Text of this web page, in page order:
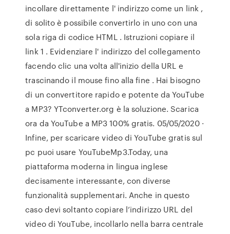
incollare direttamente l' indirizzo come un link ,
di solito è possibile convertirlo in uno con una
sola riga di codice HTML . Istruzioni copiare il
link 1 . Evidenziare l' indirizzo del collegamento
facendo clic una volta all'inizio della URL e
trascinando il mouse fino alla fine . Hai bisogno
di un convertitore rapido e potente da YouTube
a MP3? YTconverter.org è la soluzione. Scarica
ora da YouTube a MP3 100% gratis. 05/05/2020 ·
Infine, per scaricare video di YouTube gratis sul
pc puoi usare YouTubeMp3.Today, una
piattaforma moderna in lingua inglese
decisamente interessante, con diverse
funzionalità supplementari. Anche in questo
caso devi soltanto copiare l’indirizzo URL del
video di YouTube, incollarlo nella barra centrale